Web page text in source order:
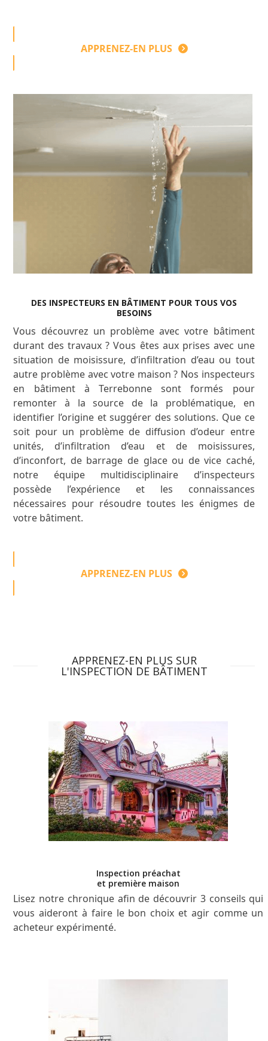
APPRENEZ-EN PLUS
DES INSPECTEURS EN BÂTIMENT POUR TOUS VOS
BESOINS
Vous découvrez un problème avec votre bâtiment
durant des travaux ? Vous êtes aux prises avec une
situation de moisissure, d’infiltration d’eau ou tout
autre problème avec votre maison ? Nos inspecteurs
en bâtiment à Terrebonne sont formés pour
remonter à la source de la problématique, en
identifier l’origine et suggérer des solutions. Que ce
soit pour un problème de diffusion d’odeur entre
unités, d’infiltration d’eau et de moisissures,
d’inconfort, de barrage de glace ou de vice caché,
notre équipe multidisciplinaire d’inspecteurs
possède l’expérience et les connaissances
nécessaires pour résoudre toutes les énigmes de
votre bâtiment.
APPRENEZ-EN PLUS
APPRENEZ-EN PLUS SUR
L'INSPECTION DE BÂTIMENT
Inspection préachat
et première maison
Lisez notre chronique afin de découvrir 3 conseils qui
vous aideront à faire le bon choix et agir comme un
acheteur expérimenté.